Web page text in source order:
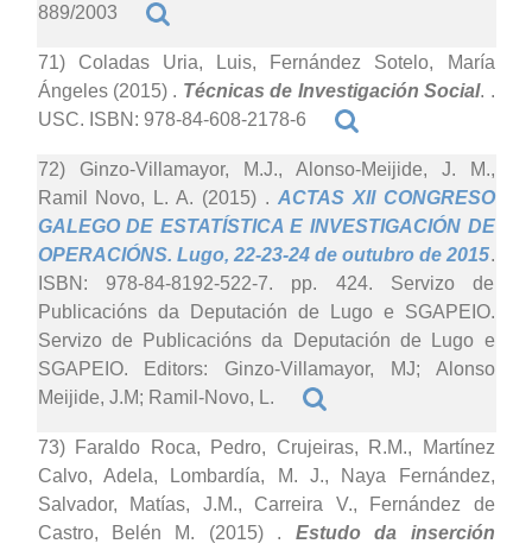
889/2003
71) Coladas Uria, Luis, Fernández Sotelo, María
Ángeles (2015) . Técnicas de Investigación Social. .
USC. ISBN: 978-84-608-2178-6
72) Ginzo-Villamayor, M.J., Alonso-Meijide, J. M.,
Ramil Novo, L. A. (2015) . ACTAS XII CONGRESO
GALEGO DE ESTATÍSTICA E INVESTIGACIÓN DE
OPERACIÓNS. Lugo, 22-23-24 de outubro de 2015.
ISBN: 978-84-8192-522-7. pp. 424. Servizo de
Publicacións da Deputación de Lugo e SGAPEIO.
Servizo de Publicacións da Deputación de Lugo e
SGAPEIO. Editors: Ginzo-Villamayor, MJ; Alonso
Meijide, J.M; Ramil-Novo, L.
73) Faraldo Roca, Pedro, Crujeiras, R.M., Martínez
Calvo, Adela, Lombardía, M. J., Naya Fernández,
Salvador, Matías, J.M., Carreira V., Fernández de
Castro, Belén M. (2015) . Estudo da inserción